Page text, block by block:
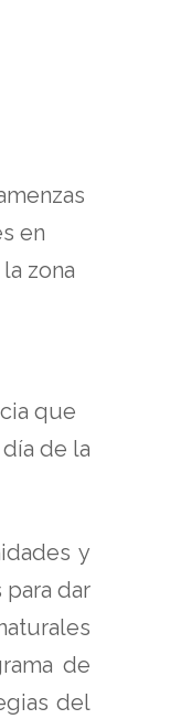
en
zona
que
de la
y
dar
de
del